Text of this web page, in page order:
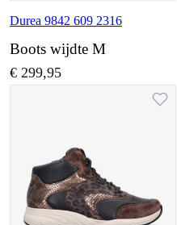
Durea 9842 609 2316
Boots wijdte M
€ 299,95